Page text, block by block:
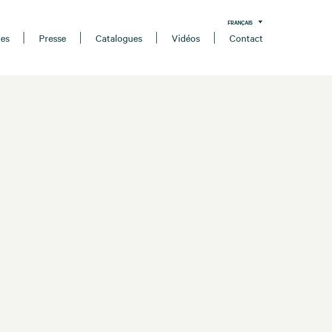
FRANÇAIS
Presse Catalogues Vidéos Contact